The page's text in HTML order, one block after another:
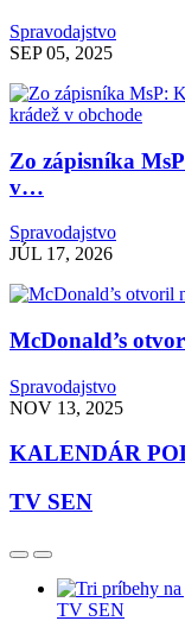
Spravodajstvo
SEP 05, 2025
Zo zápisníka
v…
Spravodajstvo
JÚL 17, 2026
McDonald’s
Spravodajstvo
NOV 13, 2025
KALENDÁR
TV SEN
TV SEN